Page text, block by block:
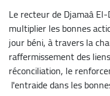
Le recteur de Djamaâ
multiplier les bonnes
jour béni, à travers la
raffermissement des
réconciliation, le
l'entraide dans les